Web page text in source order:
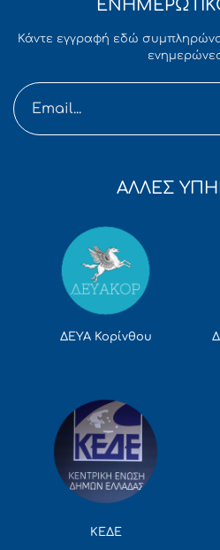
Κάντε εγγραφή εδώ
ΑΛΛΕΣ
ΔΕΥΑ Κορίνθου
ΚΕΔΕ